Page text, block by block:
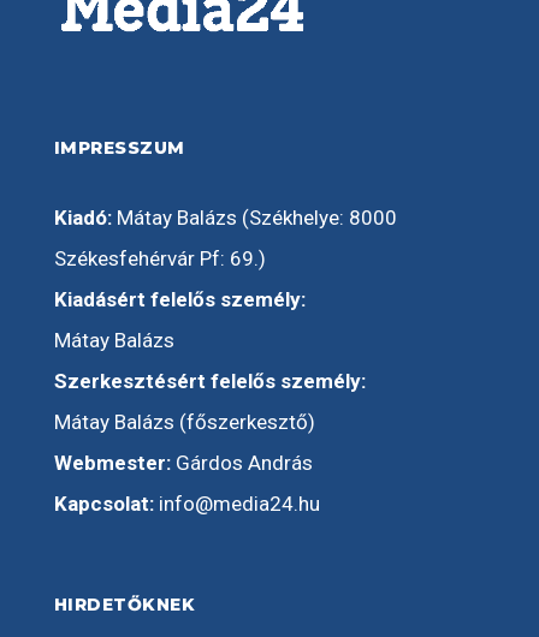
IMPRESSZUM
Kiadó:Mátay Balázs (Székhelye: 8000
Székesfehérvár Pf: 69.)
Kiadásért felelős személy:
Mátay Balázs
Szerkesztésért felelős személy:
Mátay Balázs (főszerkesztő)
Webmester:Gárdos András
Kapcsolat: info@media24.hu
HIRDETŐKNEK